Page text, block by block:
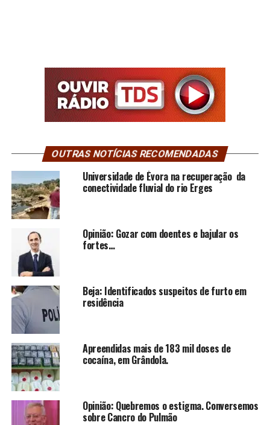
OUTRAS NOTÍCIAS RECOMENDADAS
Universidade de Évora na recuperação da
conectividade fluvial do rio Erges
Opinião: Gozar com doentes e bajular os
fortes…
Beja: Identificados suspeitos de furto em
residência
Apreendidas mais de 183 mil doses de
cocaína, em Grândola.
Opinião: Quebremos o estigma. Conversemos
sobre Cancro do Pulmão